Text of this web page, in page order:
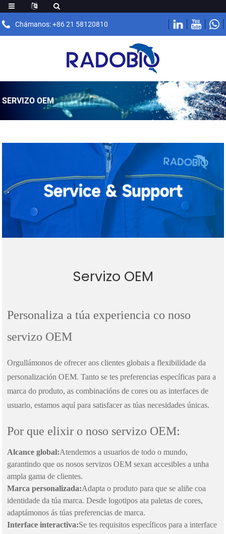
Chámanos: +86 21 58120810
SERVIZO OEM
.
Servizo OEM
Personaliza a túa experiencia co noso
servizo OEM
Orgullámonos de ofrecer aos clientes globais a flexibilidade da
personalización OEM. Tanto se tes preferencias específicas para a
marca do produto, as combinacións de cores ou as interfaces de
usuario, estamos aquí para satisfacer as túas necesidades únicas.
Por que elixir o noso servizo OEM:
Alcance global:Atendemos a usuarios de todo o mundo,
garantindo que os nosos servizos OEM sexan accesibles a unha
ampla gama de clientes.
Marca personalizada:Adapta o produto para que se aliñe coa
identidade da túa marca. Desde logotipos ata paletas de cores,
adaptámonos ás túas preferencias de marca.
Interface interactiva:Se tes requisitos específicos para a interface